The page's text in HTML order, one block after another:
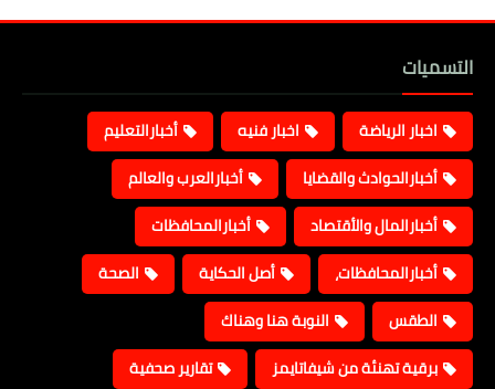
التسميات
اخبار الرياضة اخبار فنيه
أخبارالتعليم
أخبارالحوادث والقضايا
أخبارالعرب والعالم
أخبارالمال والأقتصاد
أخبارالمحافظات
أخبارالمحافظات،
أصل الحكاية
الصحة
الطقس
النوبة هنا وهناك
برقية تهنئة من شيفاتايمز
تقارير صحفية